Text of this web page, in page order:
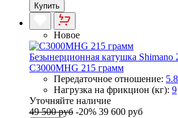
Купить
Новое
Безынерционная катушка Shimano
C3000MHG 215 грамм
Передаточное отношение: 5.8
Нагрузка на фрикцион (кг): 9
Уточняйте наличие
49 500 руб -20% 39 600 руб